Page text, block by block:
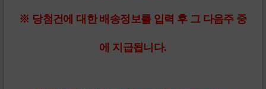
※ 당첨건에 대한 배송정보를 입력 후 그 다음주 중
에 지급됩니다.